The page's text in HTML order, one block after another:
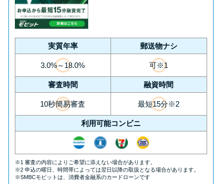
実質年率 郵送物ナシ
3.0%～18.0% 可※1
審査時間 融資時間
10秒簡易審査 最短15分※2
利用可能コンビニ
※1 審査の内容によりご希望に添えない場合があります。
※2 申込の曜日、時間帯によっては翌日以降の取扱となる場合があります。
※SMBCモビットは、消費者金融系のカードローンです